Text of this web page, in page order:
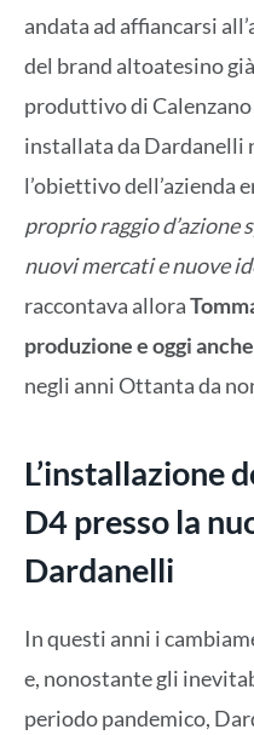
andata ad affiancarsi
del brand altoatesino
produttivo di
installata da Dardanelli
l’obiettivo dell’azienda
proprio raggio d’azione
nuovi mercati e nuove
raccontava allora
produzione e oggi
negli anni Ottanta da
L’installazione
D4 presso la
Dardanelli
In questi anni i
e, nonostante gli
periodo pandemico,